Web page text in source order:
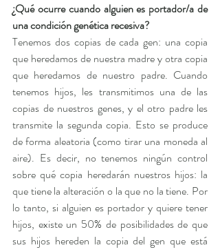
¿Qué ocurre cuando alguien es portador/a de
una condición genética recesiva?
Tenemos dos copias de cada gen: una copia
que heredamos de nuestra madre y otra copia
que heredamos de nuestro padre. Cuando
tenemos hijos, les transmitimos una de las
copias de nuestros genes, y el otro padre les
transmite la segunda copia. Esto se produce
de forma aleatoria (como tirar una moneda al
aire). Es decir, no tenemos ningún control
sobre qué copia heredarán nuestros hijos: la
que tiene la alteración o la que no la tiene. Por
lo tanto, si alguien es portador y quiere tener
hijos, existe un 50% de posibilidades de que
sus hijos hereden la copia del gen que está